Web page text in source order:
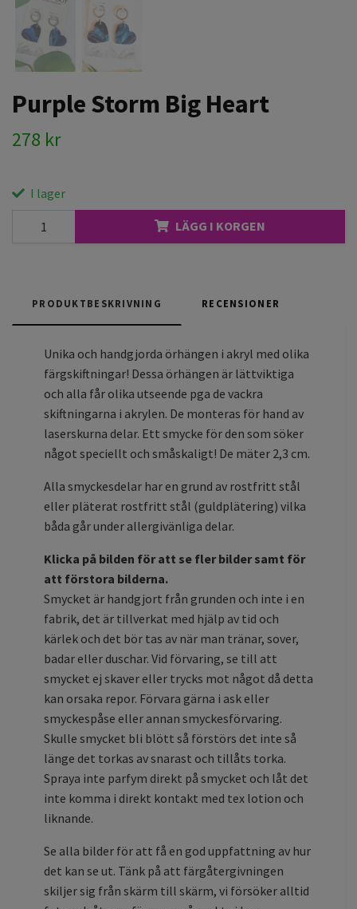
Purple Storm Big Heart
278 kr
I lager
LÄGG I KORGEN
PRODUKTBESKRIVNING RECENSIONER
Unika och handgjorda örhängen i akryl med olika
färgskiftningar! Dessa örhängen är lättviktiga
och alla får olika utseende pga de vackra
skiftningarna i akrylen. De monteras för hand av
laserskurna delar. Ett smycke för den som söker
något speciellt och småskaligt! De mäter 2,3 cm.
Alla smyckesdelar har en grund av rostfritt stål
eller pläterat rostfritt stål (guldplätering) vilka
båda går under allergivänliga delar.
Klicka på bilden för att se fler bilder samt för
att förstora bilderna.
Smycket är handgjort från grunden och inte i en
fabrik, det är tillverkat med hjälp av tid och
kärlek och det bör tas av när man tränar, sover,
badar eller duschar. Vid förvaring, se till att
smycket ej skaver eller trycks mot något då detta
kan orsaka repor. Förvara gärna i ask eller
smyckespåse eller annan smyckesförvaring.
Skulle smycket bli blött så förstörs det inte så
länge det torkas av snarast och tillåts torka.
Spraya inte parfym direkt på smycket och låt det
inte komma i direkt kontakt med tex lotion och
liknande.
Se alla bilder för att få en god uppfattning av hur
det kan se ut. Tänk på att färgåtergivningen
skiljer sig från skärm till skärm, vi försöker alltid